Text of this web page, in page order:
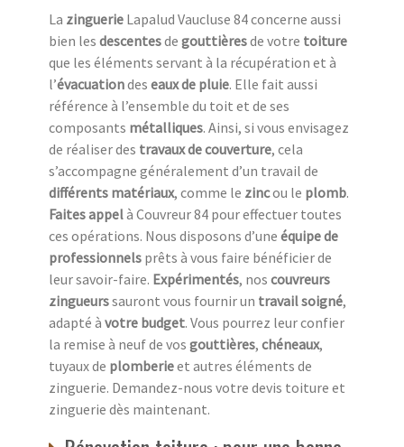
La zinguerie Lapalud Vaucluse 84 concerne aussi
bien les descentesde gouttièresde votre toiture
que les éléments servant à la récupération et à
l’évacuationdes eaux de pluie. Elle fait aussi
référence à l’ensemble du toit et de ses
composants métalliques. Ainsi, si vous envisagez
de réaliser des travaux de couverture, cela
s’accompagne généralement d’un travail de
différents matériaux, comme le zincou le plomb.
Faites appelà Couvreur 84 pour effectuer toutes
ces opérations. Nous disposons d’une équipe de
professionnels prêts à vous faire bénéficier de
leur savoir-faire. Expérimentés, nos couvreurs
zingueurssauront vous fournir un travail soigné,
adapté à votre budget. Vous pourrez leur confier
la remise à neuf de vos gouttières, chéneaux,
tuyaux de plomberieet autres éléments de
zinguerie. Demandez-nous votre devis toiture et
zinguerie dès maintenant.